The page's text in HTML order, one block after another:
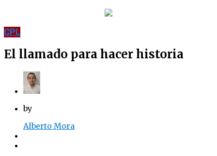
CPL
El llamado para hacer historia
by
Alberto Mora